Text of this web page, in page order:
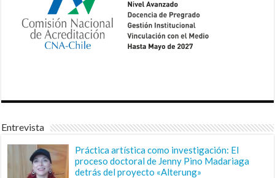
Entrevista
Práctica artística como investigación: El
proceso doctoral de Jenny Pino Madariaga
detrás del proyecto «Alterung»